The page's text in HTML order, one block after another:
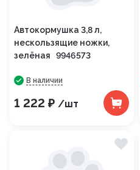
Автокормушка 3,8 л,
нескользящие ножки,
зелёная 9946573
В наличии
1 222 ₽ /шт